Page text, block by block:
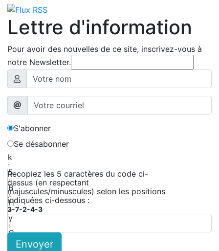
Lettre d'information
Pour avoir des nouvelles de ce site, inscrivez-vous à
notre Newsletter.
S'abonner
Se désabonner
k
1
5
2
B
3
H
4
y
5
C
Recopiez les 5 caractères du code ci-
dessus (en respectant
majuscules/minuscules) selon les positions
indiquées ci-dessous :
3-7-2-4-3
Envoyer